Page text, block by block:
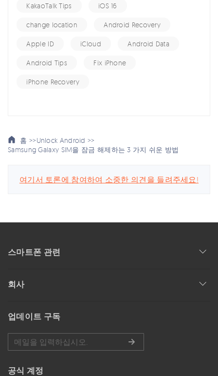
KakaoTalk Tips iOS 16
change location Android Recovery
Apple ID iCloud Android Data
Android Tips Fix iPhone
iPhone Recovery
홈 >>Unlock Android >>
Samsung Galaxy SIM을 잠금 해제하는 3 가지 쉬운 방법
여기서 토론에 참여하여 소중한 의견을 들려주세요!
스마트폰 관련
회사
업데이트 구독
공식 계정